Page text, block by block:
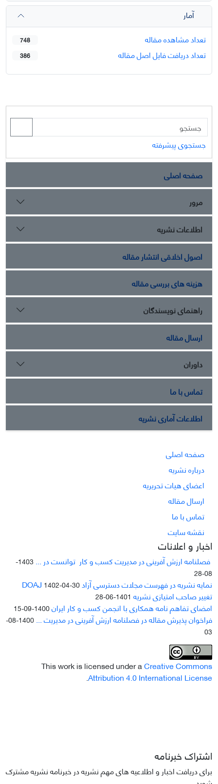
آمار
تعداد مشاهده مقاله
748
تعداد دریافت فایل اصل مقاله 386
جستجوی پیشرفته
صفحه اصلی
مرور
اطلاعات نشریه
اصول اخلاقی انتشار مقاله
هزینه های بررسی مقاله
راهنمای نویسندگان
ارسال مقاله
داوران
تماس با ما
اطلاعات آماری نشریه
صفحه اصلی
درباره نشریه
اعضای هیات تحریریه
ارسال مقاله
تماس با ما
نقشه سایت
اخبار و اعلانات
فصلنامه ارزش آفرینی در مدیریت کسب و کار توانست در ...
1403-
08-28
نمایه نشریه در فهرست مجلات دسترسی آزاد DOAJ1402-04-30
تغییر صاحب امتیازی نشریه 1401-06-28
امضای تفاهم نامه همکاری با انجمن کسب و کار ایران1400-09-15
فراخوان پذیرش مقاله در فصلنامه ارزش آفرینی در مدیریت ...
1400-08-
03
This work is licensed under aCreative Commons
Attribution 4.0 International License
.
اشتراک خبرنامه
برای دریافت اخبار و اطلاعیه های مهم نشریه در خبرنامه نشریه مشترک